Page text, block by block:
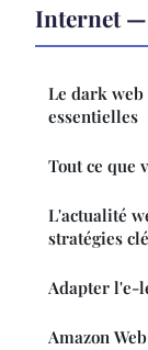
Internet —
Le dark
essentielles
Tout ce que
L'actualité
stratégies
Adapter l'e-
Amazon